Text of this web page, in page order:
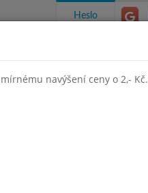
Heslo
navýšení ceny o 2,- Kč.